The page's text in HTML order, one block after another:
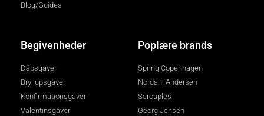
Blog/Guides
Begivenheder
Dåbsgaver
Bryllupsgaver
Konfirmationsgaver
Valentinsgaver
Poplære brands
Spring Copenhagen
Nordahl Andersen
Scrouples
Georg Jensen